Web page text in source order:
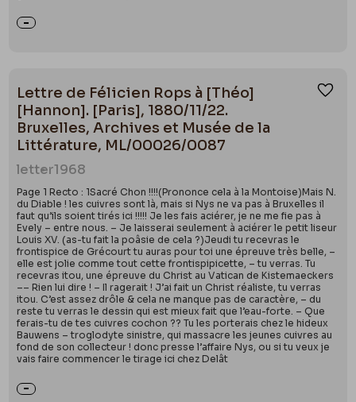
Lettre de Félicien Rops à [Théo]
[Hannon]. [Paris], 1880/11/22.
Bruxelles, Archives et Musée de la
Littérature, ML/00026/0087
letter1968
Page 1 Recto : 1Sacré Chon !!!!(Prononce cela à la Montoise)Mais N.
du Diable ! les cuivres sont là, mais si Nys ne va pas à Bruxelles il
faut qu’ils soient tirés ici !!!!! Je les fais aciérer, je ne me fie pas à
Evely – entre nous. – Je laisserai seulement à aciérer le petit liseur
Louis XV. (as-tu fait la poâsie de cela ?)Jeudi tu recevras le
frontispice de Grécourt tu auras pour toi une épreuve très belle, –
elle est jolie comme tout cette frontispipicette, – tu verras. Tu
recevras itou, une épreuve du Christ au Vatican de Kistemaeckers
–– Rien lui dire ! – Il ragerait ! J’ai fait un Christ réaliste, tu verras
itou. C’est assez drôle & cela ne manque pas de caractère, – du
reste tu verras le dessin qui est mieux fait que l’eau-forte. – Que
ferais-tu de tes cuivres cochon ?? Tu les porterais chez le hideux
Bauwens – troglodyte sinistre, qui massacre les jeunes cuivres au
fond de son collecteur ! donc presse l’affaire Nys, ou si tu veux je
vais faire commencer le tirage ici chez Delât